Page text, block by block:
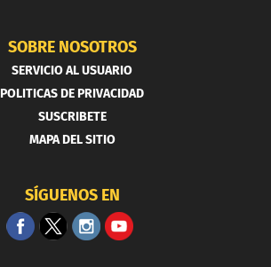
SOBRE NOSOTROS
SERVICIO AL USUARIO
POLITICAS DE PRIVACIDAD
SUSCRIBETE
MAPA DEL SITIO
SÍGUENOS EN